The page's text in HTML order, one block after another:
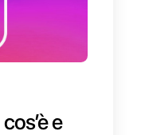
clienti
si sentono